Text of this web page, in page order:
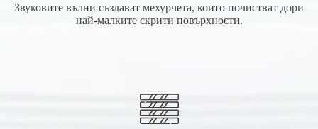
Звуковите вълни създават мехурчета, които почистват дори
най-малките скрити повърхности.